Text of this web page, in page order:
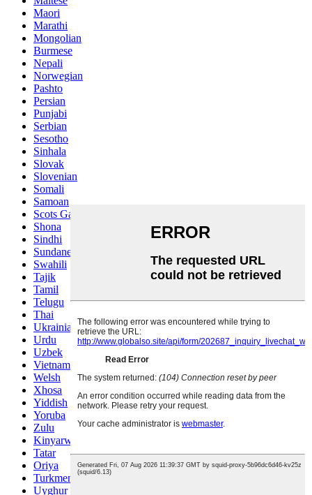
Maori
Marathi
Mongolian
Burmese
Nepali
Norwegian
Pashto
Persian
Punjabi
Serbian
Sesotho
Sinhala
Slovak
Slovenian
Somali
Samoan
Scots Gaelic
Shona
Sindhi
Sundanese
Swahili
Tajik
Tamil
Telugu
Thai
Ukrainian
Urdu
Uzbek
Vietnamese
Welsh
Xhosa
Yiddish
Yoruba
Zulu
Kinyarwanda
Tatar
Oriya
Turkmen
Uyghur